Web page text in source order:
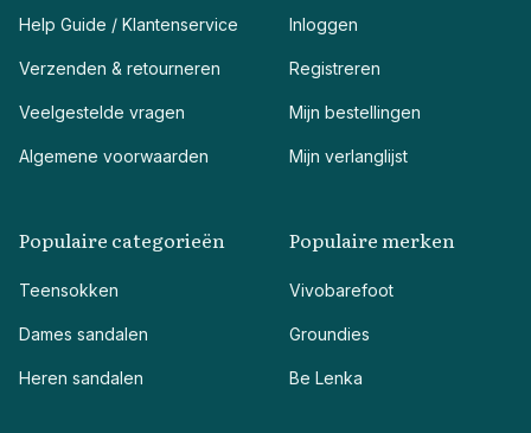
Help Guide / Klantenservice
Verzenden & retourneren
Veelgestelde vragen
Algemene voorwaarden
Inloggen
Registreren
Mijn bestellingen
Mijn verlanglijst
Populaire categorieën
Teensokken
Dames sandalen
Heren sandalen
Populaire merken
Vivobarefoot
Groundies
Be Lenka